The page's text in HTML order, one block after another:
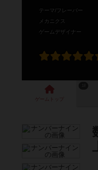
テーマ/フレーバー
メカニクス
ゲームデザイナー
ゲーム